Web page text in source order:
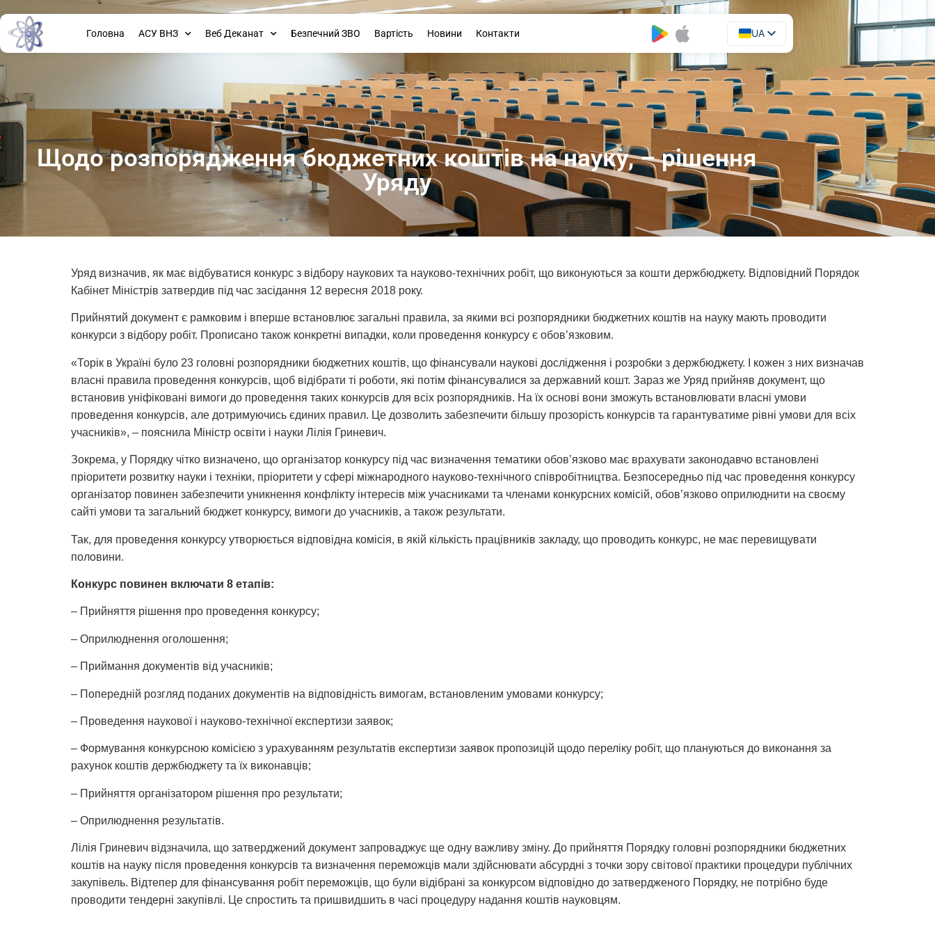
Головна АСУ ВНЗ Веб Деканат Безпечний ЗВО Вартість Новини Контакти
UA
EN
Щодо розпорядження бюджетних коштів на науку, – рішення
Уряду
Уряд визначив, як має відбуватися конкурс з відбору наукових та науково-технічних робіт, що виконуються за кошти держбюджету. Відповідний Порядок
Кабінет Міністрів затвердив під час засідання 12 вересня 2018 року.
Прийнятий документ є рамковим і вперше встановлює загальні правила, за якими всі розпорядники бюджетних коштів на науку мають проводити
конкурси з відбору робіт. Прописано також конкретні випадки, коли проведення конкурсу є обов’язковим.
«Торік в Україні було 23 головні розпорядники бюджетних коштів, що фінансували наукові дослідження і розробки з держбюджету. І кожен з них визначав
власні правила проведення конкурсів, щоб відібрати ті роботи, які потім фінансувалися за державний кошт. Зараз же Уряд прийняв документ, що
встановив уніфіковані вимоги до проведення таких конкурсів для всіх розпорядників. На їх основі вони зможуть встановлювати власні умови
проведення конкурсів, але дотримуючись єдиних правил. Це дозволить забезпечити більшу прозорість конкурсів та гарантуватиме рівні умови для всіх
учасників», – пояснила Міністр освіти і науки Лілія Гриневич.
Зокрема, у Порядку чітко визначено, що організатор конкурсу під час визначення тематики обов’язково має врахувати законодавчо встановлені
пріоритети розвитку науки і техніки, пріоритети у сфері міжнародного науково-технічного співробітництва. Безпосередньо під час проведення конкурсу
організатор повинен забезпечити уникнення конфлікту інтересів між учасниками та членами конкурсних комісій, обов’язково оприлюднити на своєму
сайті умови та загальний бюджет конкурсу, вимоги до учасників, а також результати.
Так, для проведення конкурсу утворюється відповідна комісія, в якій кількість працівників закладу, що проводить конкурс, не має перевищувати
половини.
Конкурс повинен включати 8 етапів:
– Прийняття рішення про проведення конкурсу;
– Оприлюднення оголошення;
– Приймання документів від учасників;
– Попередній розгляд поданих документів на відповідність вимогам, встановленим умовами конкурсу;
– Проведення наукової і науково-технічної експертизи заявок;
– Формування конкурсною комісією з урахуванням результатів експертизи заявок пропозицій щодо переліку робіт, що плануються до виконання за
рахунок коштів держбюджету та їх виконавців;
– Прийняття організатором рішення про результати;
– Оприлюднення результатів.
Лілія Гриневич відзначила, що затверджений документ запроваджує ще одну важливу зміну. До прийняття Порядку головні розпорядники бюджетних
коштів на науку після проведення конкурсів та визначення переможців мали здійснювати абсурдні з точки зору світової практики процедури публічних
закупівель. Відтепер для фінансування робіт переможців, що були відібрані за конкурсом відповідно до затвердженого Порядку, не потрібно буде
проводити тендерні закупівлі. Це спростить та пришвидшить в часі процедуру надання коштів науковцям.